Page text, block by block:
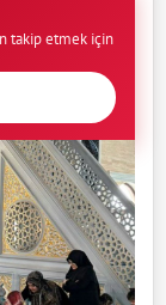
takip etmek için